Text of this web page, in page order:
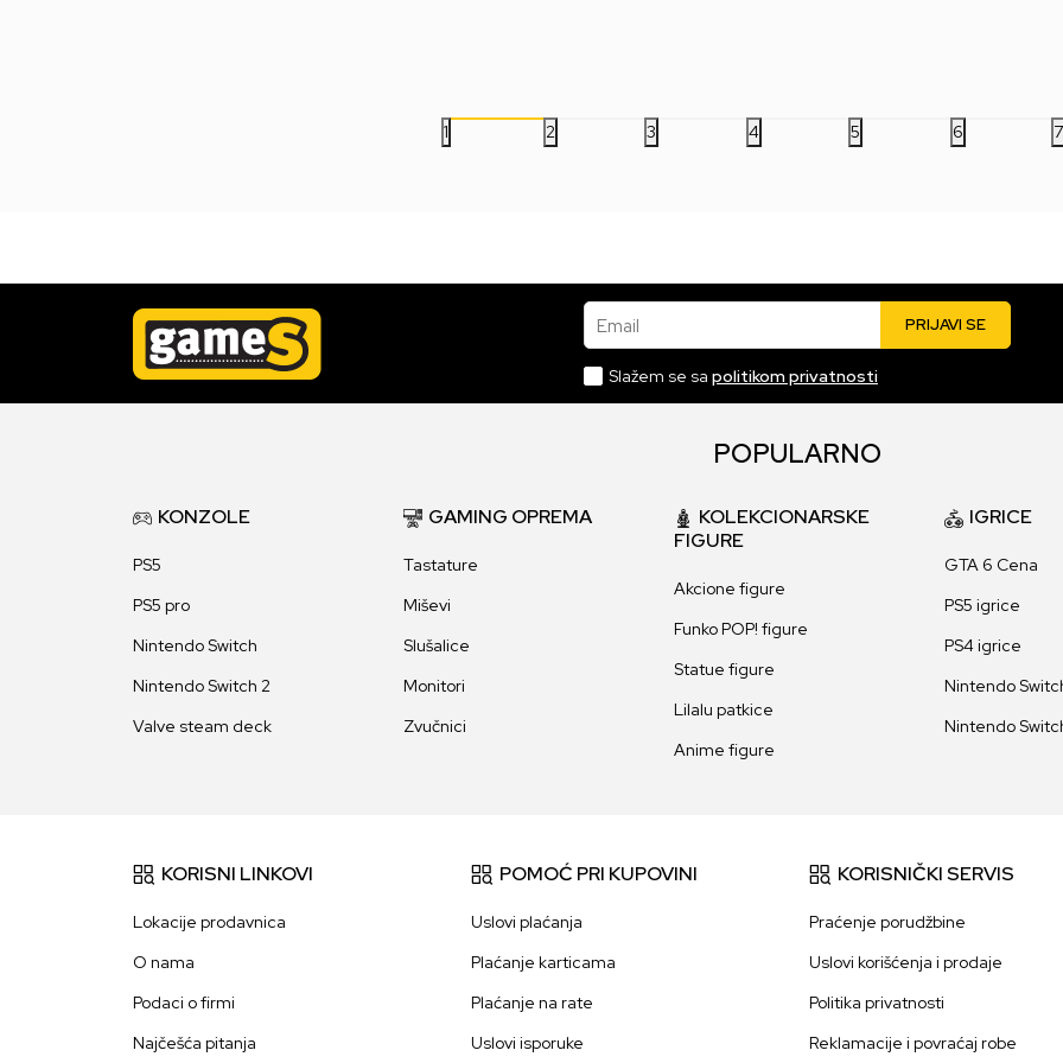
1 2 3 4 5 6 7
Email PRIJAVI SE
Slažem se sa politikom privatnosti
POPULARNO
KONZOLE
PS5
PS5 pro
Nintendo Switch
Nintendo Switch 2
Valve steam deck
GAMING OPREMA
Tastature
Miševi
Slušalice
Monitori
Zvučnici
KOLEKCIONARSKE
FIGURE
Akcione figure
Funko POP! figure
Statue figure
Lilalu patkice
Anime figure
IGRICE
GTA 6 Cena
PS5 igrice
PS4 igrice
Nintendo
Nintendo
KORISNI LINKOVI
Lokacije prodavnica
O nama
Podaci o firmi
Najčešća pitanja
POMOĆ PRI KUPOVINI
Uslovi plaćanja
Plaćanje karticama
Plaćanje na rate
Uslovi isporuke
KORISNIČKI SERVIS
Praćenje porudžbine
Uslovi korišćenja i prodaje
Politika privatnosti
Reklamacije i povraćaj robe